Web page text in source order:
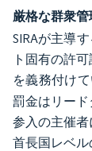
厳格な群衆管
SIRAが主導
ト固有の許
を義務付け
罰金はリー
参入の主催
首長国レベ